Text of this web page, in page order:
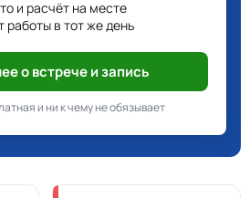
и расчёт на месте
работы в тот же день
о встрече и запись
и ни к чему не обязывает